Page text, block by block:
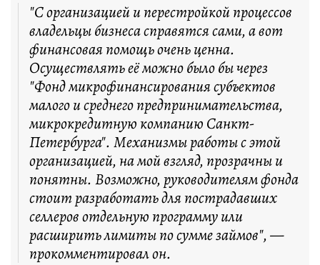
"С организацией и перестройкой процессов
владельцы бизнеса справятся сами, а вот
финансовая помощь очень ценна.
Осуществлять её можно было бы через
"Фонд микрофинансирования субъектов
малого и среднего предпринимательства,
микрокредитную компанию Санкт-
Петербурга". Механизмы работы с этой
организацией, на мой взгляд, прозрачны и
понятны. Возможно, руководителям фонда
стоит разработать для пострадавших
селлеров отдельную программу или
расширить лимиты по сумме займов", —
прокомментировал он.